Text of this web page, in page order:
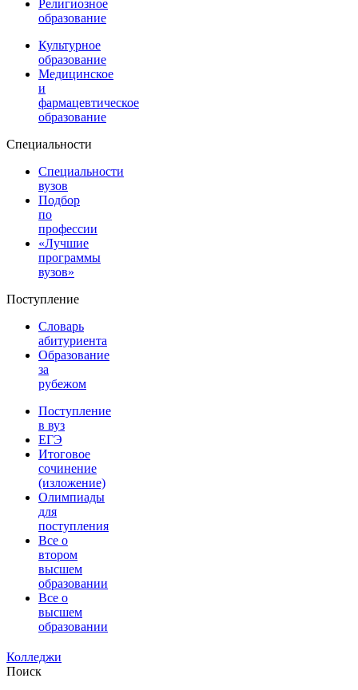
Религиозное
образование
Культурное
образование
Медицинское
и
фармацевтическое
образование
Специальности
Специальности
вузов
Подбор
по
профессии
«Лучшие
программы
вузов»
Поступление
Словарь
абитуриента
Образование
за
рубежом
Поступление
в вуз
ЕГЭ
Итоговое
сочинение
(изложение)
Олимпиады
для
поступления
Все о
втором
высшем
образовании
Все о
высшем
образовании
Колледжи
Поиск